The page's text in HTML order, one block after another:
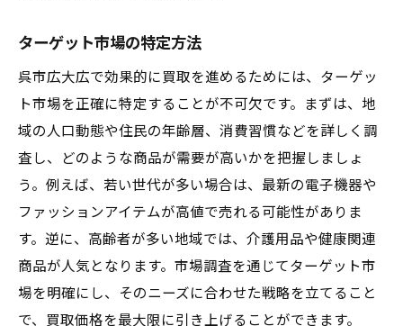
ターゲット市場の特定方法
呉市広大広で効果的に買取を進めるためには、ターゲッ
ト市場を正確に特定することが不可欠です。まずは、地
域の人口動態や住民の年齢層、消費習慣などを詳しく調
査し、どのような商品が需要が高いかを把握しましょ
う。例えば、若い世代が多い場合は、最新の電子機器や
ファッションアイテムが高値で売れる可能性がありま
す。逆に、高齢者が多い地域では、介護用品や健康関連
商品が人気となります。市場調査を通じてターゲット市
場を明確にし、そのニーズに合わせた戦略を立てること
で、買取価格を最大限に引き上げることができます。